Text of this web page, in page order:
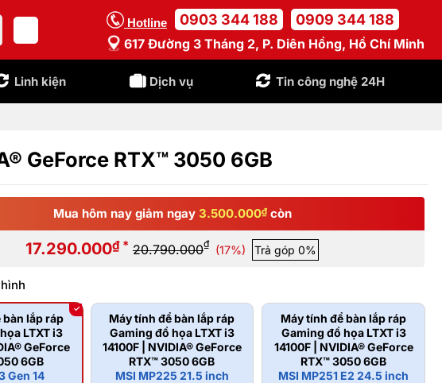
Hotline 0903 344 188 0909 344 188
617 Đường 3 Tháng 2, P. Diên Hồng, Hồ Chí Minh
Linh kiện Dịch vụ Tin công nghệ 24H
GeForce RTX™ 3050 6GB
Mua hôm nay giảm ngay 3.500.000₫ còn
17.290.000₫ * 20.790.000₫ (17%) Trả góp 0%
bàn lắp ráp
LTXT i3
GeForce
6GB
Gen 14
Máy tính để bàn lắp ráp
Gaming đồ họa LTXT i3
14100F | NVIDIA® GeForce
RTX™ 3050 6GB
MSI MP225 21.5 inch
Máy tính để bàn lắp ráp
Gaming đồ họa LTXT i3
14100F | NVIDIA® GeForce
RTX™ 3050 6GB
MSI MP251 E2 24.5 inch